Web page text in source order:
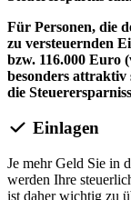
Für Personen, die
zu versteuernden
bzw. 116.000 Euro
besonders attraktiv
die
Einlagen
Je mehr Geld Sie in
werden Ihre
ist daher wichtig zu